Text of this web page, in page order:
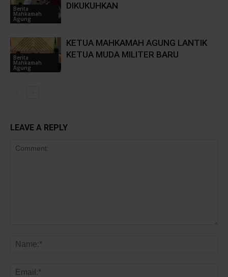
Berita
Mahkamah
Agung
DIKUKUHKAN
Berita
Mahkamah
Agung
KETUA MAHKAMAH AGUNG LANTIK
KETUA MUDA MILITER BARU
LEAVE A REPLY